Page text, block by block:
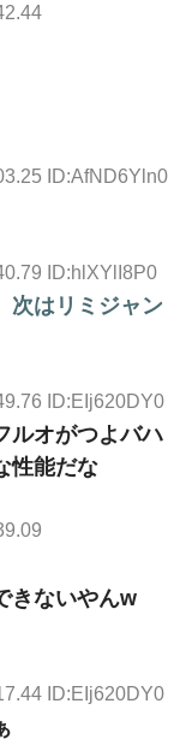
ID:AfND6Yln0
ID:hlXYlI8P0
次はリミジャン
ID:EIj620DY0
ルオがつよバハ
性能だな
きないやんw
ID:EIj620DY0